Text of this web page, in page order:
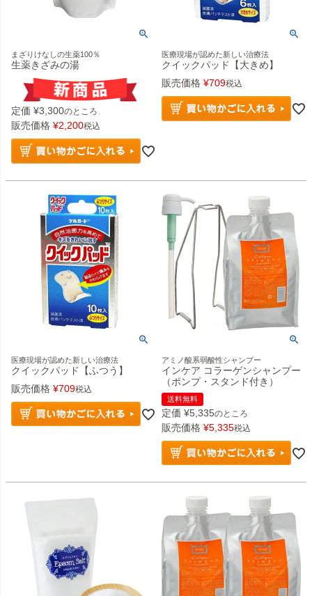
まざりけなしの生薬100％
生薬きざみの湯
定価 ¥3,300のところ
販売価格 ¥2,200税込
医療現場が認めた新しい治療法
クイックパッド【大きめ】
販売価格 ¥709税込
医療現場が認めた新しい治療法
クイックパッド【ふつう】
販売価格 ¥709税込
アミノ酸系弱酸性シャンプー
インケア コラーゲンシャンプー
（ポンプ・スタンド付き）
送料無料
定価 ¥5,335のところ
販売価格 ¥5,335税込